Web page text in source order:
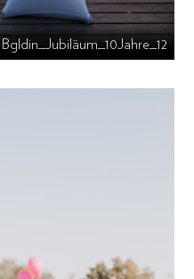
Bgldin_Jubiläum_10Jahre_12